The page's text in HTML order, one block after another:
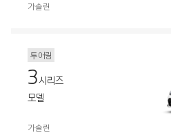
가솔린
투어링
3시리즈
모델
가솔린